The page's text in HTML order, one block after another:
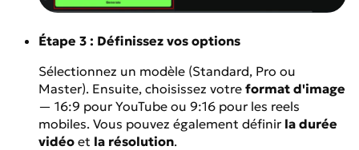
Étape 3 : Définissez vos options
Sélectionnez un modèle (Standard, Pro ou
Master). Ensuite, choisissez votre format d'image
— 16:9 pour YouTube ou 9:16 pour les reels
mobiles. Vous pouvez également définir la durée
vidéo et la résolution.